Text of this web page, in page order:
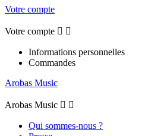
Votre compte
Votre compte  
Informations personnelles
Commandes
Arobas Music
Arobas Music  
Qui sommes-nous ?